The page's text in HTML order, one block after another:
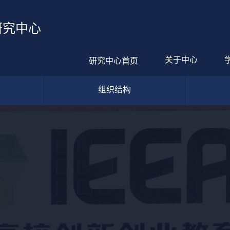
中心
研究中心首页 关于中心
组织结构